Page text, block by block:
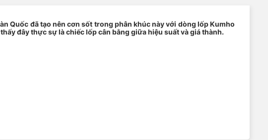
Quốc đã tạo nên cơn sốt trong phân khúc này với dòng lốp Kumho
đây thực sự là chiếc lốp cân bằng giữa hiệu suất và giá thành.